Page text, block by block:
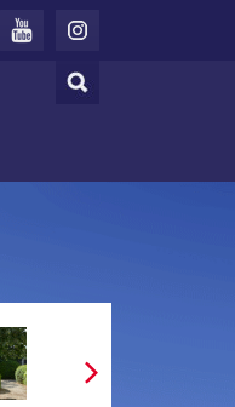
Rechercher